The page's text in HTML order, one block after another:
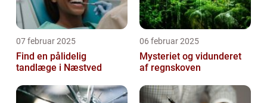
07 februar 2025
Find en pålidelig
tandlæge i Næstved
06 februar 2025
Mysteriet og vidunderet
af regnskoven